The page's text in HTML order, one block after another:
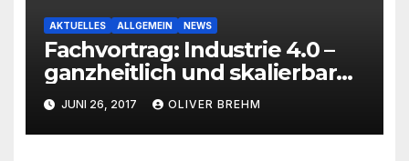
AKTUELLES ALLGEMEIN NEWS
Fachvortrag: Industrie 4.0 –
ganzheitlich und skalierbar
für Ihr Unternehmen –
Karlsruhe
JUNI 26, 2017 OLIVER BREHM